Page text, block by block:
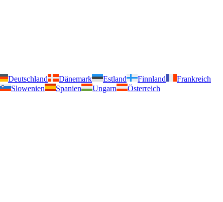
Deutschland Dänemark Estland Finnland
Frankreich
Slowenien Spanien Ungarn Österreich